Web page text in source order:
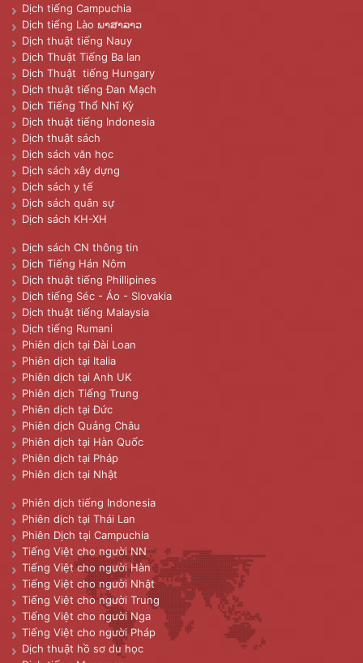
Dịch tiếng Campuchia
Dịch tiếng Lào ພາສາລາວ
Dịch thuật tiếng Nauy
Dịch Thuật Tiếng Ba lan
Dịch Thuật tiếng Hungary
Dịch thuật tiếng Đan Mạch
Dịch Tiếng Thổ Nhĩ Kỳ
Dịch thuật tiếng Indonesia
Dịch thuật sách
Dịch sách văn học
Dịch sách xây dựng
Dịch sách y tế
Dịch sách quân sự
Dịch sách KH-XH
Dịch sách CN thông tin
Dịch Tiếng Hán Nôm
Dịch thuật tiếng Phillipines
Dịch tiếng Séc - Áo - Slovakia
Dịch thuật tiếng Malaysia
Dịch tiếng Rumani
Phiên dịch tại Đài Loan
Phiên dịch tại Italia
Phiên dịch tại Anh UK
Phiên dịch Tiếng Trung
Phiên dịch tại Đức
Phiên dịch Quảng Châu
Phiên dịch tại Hàn Quốc
Phiên dịch tại Pháp
Phiên dịch tại Nhật
Phiên dịch tiếng Indonesia
Phiên dịch tại Thái Lan
Phiên Dịch tại Campuchia
Tiếng Việt cho người NN
Tiếng Việt cho người Hàn
Tiếng Việt cho người Nhật
Tiếng Việt cho người Trung
Tiếng Việt cho người Nga
Tiếng Việt cho người Pháp
Dịch thuật hồ sơ du học